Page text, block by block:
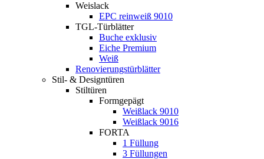
Weislack
EPC reinweiß 9010
TGL-Türblätter
Buche exklusiv
Eiche Premium
Weiß
Renovierungstürblätter
Stil- & Designtüren
Stiltüren
Formgepägt
Weißlack 9010
Weißlack 9016
FORTA
1 Füllung
3 Füllungen